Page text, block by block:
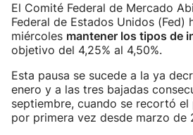
El Comité Federal de Mercado
Federal de Estados Unidos (Fed)
miércoles mantener los tipos de
objetivo del 4,25% al 4,50%.
Esta pausa se sucede a la ya
enero y a las tres bajadas
septiembre, cuando se recortó
por primera vez desde marzo de